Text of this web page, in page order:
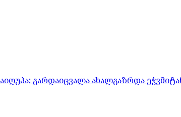
გარდაიცვალა ახალგაზრდა